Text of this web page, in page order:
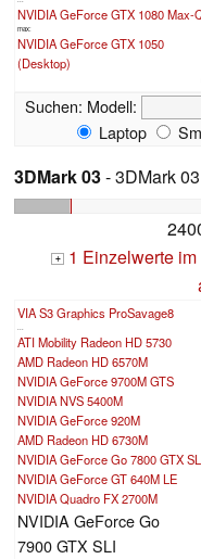
NVIDIA GeForce GTX 1080 Max-
max:
NVIDIA GeForce GTX 1050
(Desktop)
Suchen: Modell:
Laptop
3DMark 03- 3DMark
+ 1 Einzelwerte
VIA S3 Graphics ProSavage8
...
ATI Mobility Radeon HD 5730
AMD Radeon HD 6570M
NVIDIA GeForce 9700M GTS
NVIDIA NVS 5400M
NVIDIA GeForce 920M
AMD Radeon HD 6730M
NVIDIA GeForce Go 7800 GTX
NVIDIA GeForce GT 640M LE
NVIDIA Quadro FX 2700M
NVIDIA GeForce Go
7900 GTX SLI